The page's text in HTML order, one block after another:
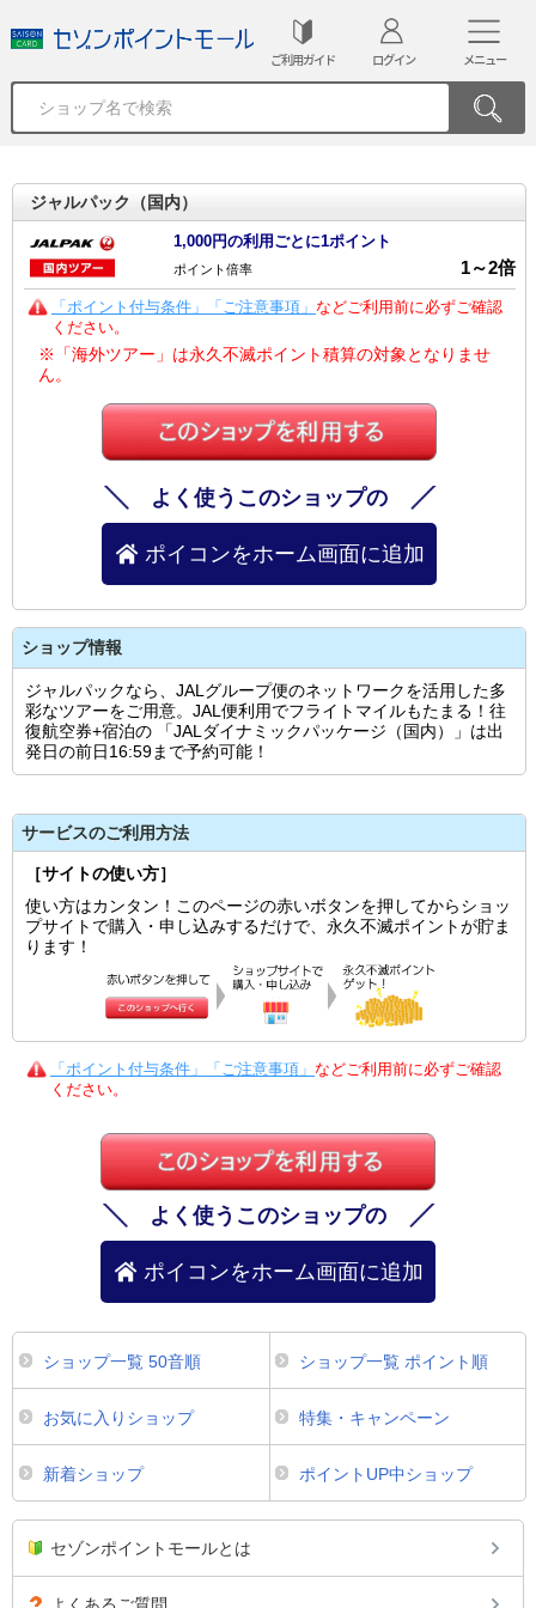
ご利用ガイド ログイン メニュー
ジャルパック（国内）
1,000円の利用ごとに1ポイント
ポイント倍率 1～2倍
「ポイント付与条件」「ご注意事項」 などご利用前に必ずご確認
ください。
※「海外ツアー」は永久不滅ポイント積算の対象となりませ
ん。
よく使うこのショップの
ポイコンをホーム画面に追加
ショップ情報
ジャルパックなら、JALグループ便のネットワークを活用した多
彩なツアーをご用意。JAL便利用でフライトマイルもたまる！往
復航空券+宿泊の 「JALダイナミックパッケージ（国内）」は出
発日の前日16:59まで予約可能！
サービスのご利用方法
［サイトの使い方］
使い方はカンタン！このページの赤いボタンを押してからショッ
プサイトで購入・申し込みするだけで、永久不滅ポイントが貯ま
ります！
「ポイント付与条件」「ご注意事項」 などご利用前に必ずご確認
ください。
よく使うこのショップの
ポイコンをホーム画面に追加
ショップ一覧 50音順 ショップ一覧 ポイント順
お気に入りショップ 特集・キャンペーン
新着ショップ ポイントUP中ショップ
セゾンポイントモールとは